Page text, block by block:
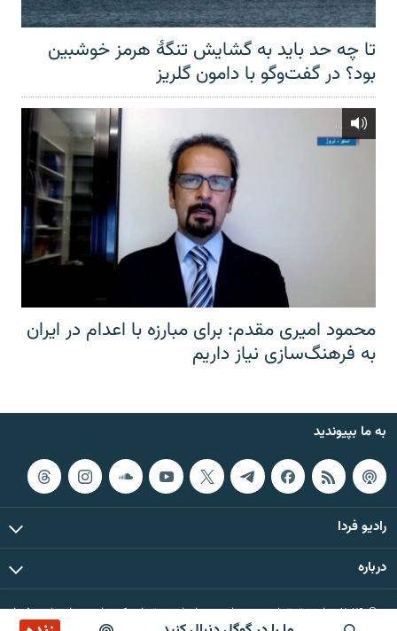
تا چه حد باید به گشایش تنگهٔ هرمز خوشبین
بود؟ در گفت‌وگو با دامون گلریز
محمود امیری مقدم: برای مبارزه با اعدام در ایران
به فرهنگ‌سازی نیاز داریم
به ما بپیوندید
رادیو فردا
درباره
© ۲۰۲۶ تمام حقوق این وب‌سایت، بر اساس مقررات کپی‌رایت، برای رادیو فردا